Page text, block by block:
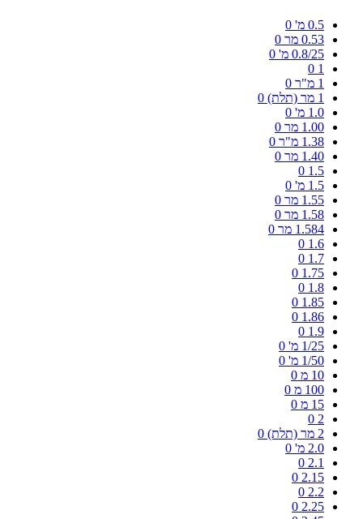
0.5 מ'
0
0.53 מר
0
0.8/25 מ'
0
1
0
1 מ"ר
0
1 מר (תלת)
0
1.0 מ'
0
1.00 מר
0
1.38 מ"ר
0
1.40 מר
0
1.5
0
1.5 מ'
0
1.55 מר
0
1.58 מר
0
1.584 מר
0
1.6
0
1.7
0
1.75
0
1.8
0
1.85
0
1.86
0
1.9
0
1/25 מ'
0
1/50 מ'
0
10 מ
0
100 מ
0
15 מ
0
2
0
2 מר (תלת)
0
2.0 מ'
0
2.1
0
2.15
0
2.2
0
2.25
0